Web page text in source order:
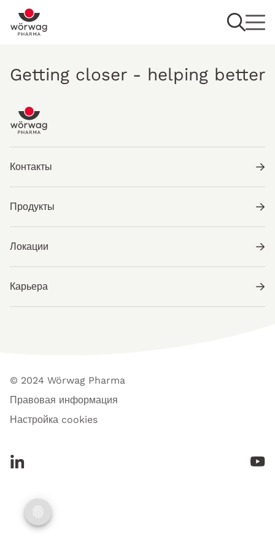
Getting closer - helping better
Контакты
Продукты
Локации
Карьера
© 2024 Wörwag Pharma
Правовая информация
Настройка cookies